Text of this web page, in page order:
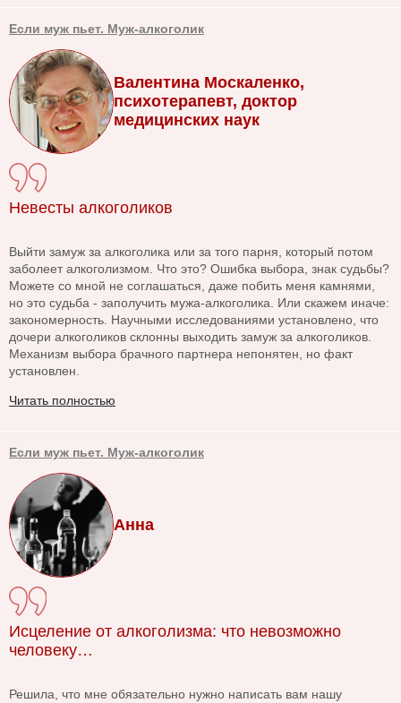
Если муж пьет. Муж-алкоголик
Валентина Москаленко,
психотерапевт, доктор
медицинских наук
Невесты алкоголиков
Выйти замуж за алкоголика или за того парня, который потом
заболеет алкоголизмом. Что это? Ошибка выбора, знак судьбы?
Можете со мной не соглашаться, даже побить меня камнями,
но это судьба - заполучить мужа-алкоголика. Или скажем иначе:
закономерность. Научными исследованиями установлено, что
дочери алкоголиков склонны выходить замуж за алкоголиков.
Механизм выбора брачного партнера непонятен, но факт
установлен.
Читать полностью
Если муж пьет. Муж-алкоголик
Анна
Исцеление от алкоголизма: что невозможно
человеку…
Решила, что мне обязательно нужно написать вам нашу